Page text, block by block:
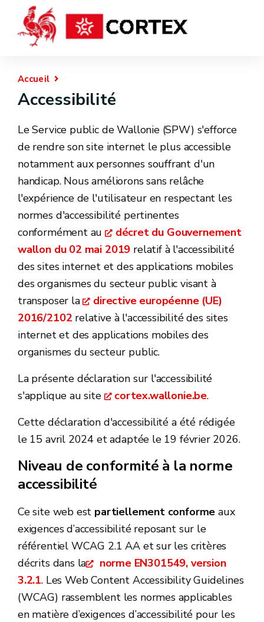
Accueil
Accessibilité
Le Service public de Wallonie (SPW) s'efforce
de rendre son site internet le plus accessible
notamment aux personnes souffrant d'un
handicap. Nous améliorons sans relâche
l'expérience de l'utilisateur en respectant les
normes d'accessibilité pertinentes
conformément au
décret du Gouvernement
wallon du 02 mai 2019 relatif à l'accessibilité
des sites internet et des applications mobiles
des organismes du secteur public visant à
transposer la
directive européenne (UE)
2016/2102 relative à l'accessibilité des sites
internet et des applications mobiles des
organismes du secteur public.
La présente déclaration sur l'accessibilité
s'applique au site
cortex.wallonie.be.
Cette déclaration d'accessibilité a été rédigée
le 15 avril 2024 et adaptée le 19 février 2026.
Niveau de conformité à la norme
accessibilité
Ce site web est partiellement conforme aux
exigences d’accessibilité reposant sur le
référentiel WCAG 2.1 AA et sur les critères
décrits dans la
norme EN301549, version
3.2.1. Les Web Content Accessibility Guidelines
(WCAG) rassemblent les normes applicables
en matière d’exigences d’accessibilité pour les